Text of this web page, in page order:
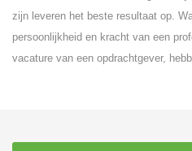
zijn leveren het beste resultaat op.
persoonlijkheid en kracht van een
vacature van een opdrachtgever,